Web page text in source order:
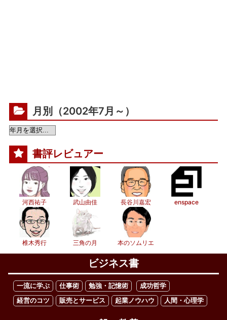
月別（2002年7月～）
書評レビュアー
河西祐子 武山由佳 長谷川嘉宏 enspace
椎木秀行 三角の月 本のソムリエ
ビジネス書
一流に学ぶ 仕事術 勉強・記憶術
成功哲学
経営のコツ
販売とサービス 起業ノウハウ 人間・心理学